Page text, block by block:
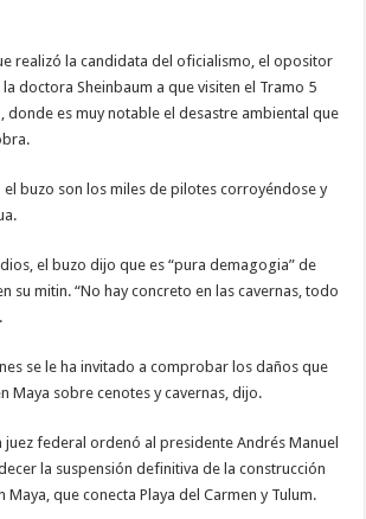
realizó la candidata del oficialismo, el opositor
la doctora Sheinbaum a que visiten el Tramo 5
donde es muy notable el desastre ambiental que
el buzo son los miles de pilotes corroyéndose y
el buzo dijo que es “pura demagogia” de
su mitin. “No hay concreto en las cavernas, todo
se le ha invitado a comprobar los daños que
Maya sobre cenotes y cavernas, dijo.
juez federal ordenó al presidente Andrés Manuel
la suspensión definitiva de la construcción
Maya, que conecta Playa del Carmen y Tulum.